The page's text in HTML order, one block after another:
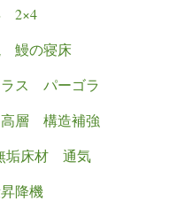
2×4
鰻の寝床
ス
パーゴラ
高層
構造補強
垢床材
通気
降機